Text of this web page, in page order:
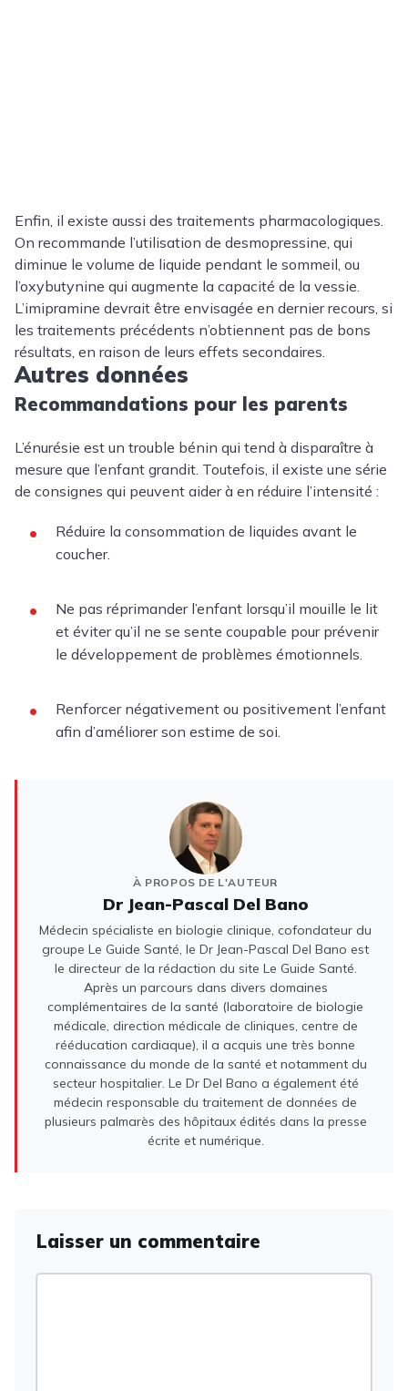
Enfin, il existe aussi des traitements pharmacologiques.
On recommande l’utilisation de desmopressine, qui
diminue le volume de liquide pendant le sommeil, ou
l’oxybutynine qui augmente la capacité de la vessie.
L’imipramine devrait être envisagée en dernier recours, si
les traitements précédents n’obtiennent pas de bons
résultats, en raison de leurs effets secondaires.
Autres données
Recommandations pour les parents
L’énurésie est un trouble bénin qui tend à disparaître à
mesure que l’enfant grandit. Toutefois, il existe une série
de consignes qui peuvent aider à en réduire l’intensité :
Réduire la consommation de liquides avant le
coucher.
Ne pas réprimander l’enfant lorsqu’il mouille le lit
et éviter qu’il ne se sente coupable pour prévenir
le développement de problèmes émotionnels.
Renforcer négativement ou positivement l’enfant
afin d’améliorer son estime de soi.
À PROPOS DE L'AUTEUR
Dr Jean-Pascal Del Bano
Médecin spécialiste en biologie clinique, cofondateur du
groupe Le Guide Santé, le Dr Jean-Pascal Del Bano est
le directeur de la rédaction du site Le Guide Santé.
Après un parcours dans divers domaines
complémentaires de la santé (laboratoire de biologie
médicale, direction médicale de cliniques, centre de
rééducation cardiaque), il a acquis une très bonne
connaissance du monde de la santé et notamment du
secteur hospitalier. Le Dr Del Bano a également été
médecin responsable du traitement de données de
plusieurs palmarès des hôpitaux édités dans la presse
écrite et numérique.
Laisser un commentaire